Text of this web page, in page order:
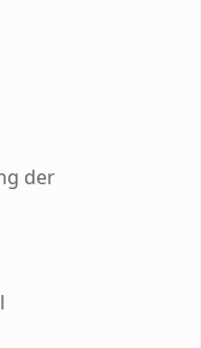
der